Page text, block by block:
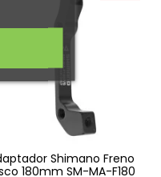
Shimano Freno
180mm SM-MA-F180